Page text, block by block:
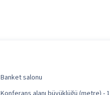
Banket salonu